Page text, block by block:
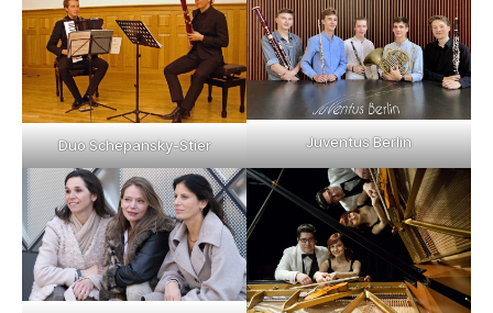
Duo Schepansky-Stier Juventus Berlin